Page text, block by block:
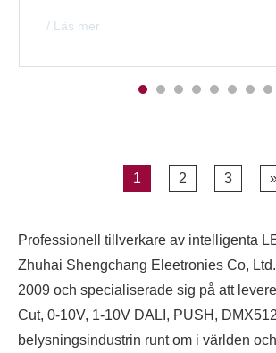
/ Läs mer
1 2 3
Professionell tillverkare av intelligenta
Zhuhai Shengchang Eleetronies Co,
2009 och specialiserade sig på att
Cut, 0-10V, 1-10V DALI, PUSH,
belysningsindustrin runt om i världen